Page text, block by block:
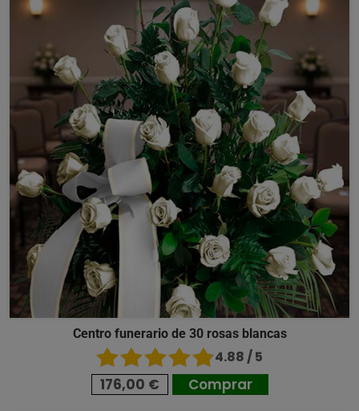
Centro funerario de 30 rosas blancas
4.88 / 5
176,00 € Comprar